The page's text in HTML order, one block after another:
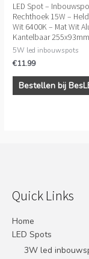
LED Spot –
Rechthoek 15W –
Wit 6400K – Mat Wit
Kantelbaar 255x93mm
5W led inbouwspots
€11.99
Bestellen bij
Quick Links
Home
LED Spots
3W led